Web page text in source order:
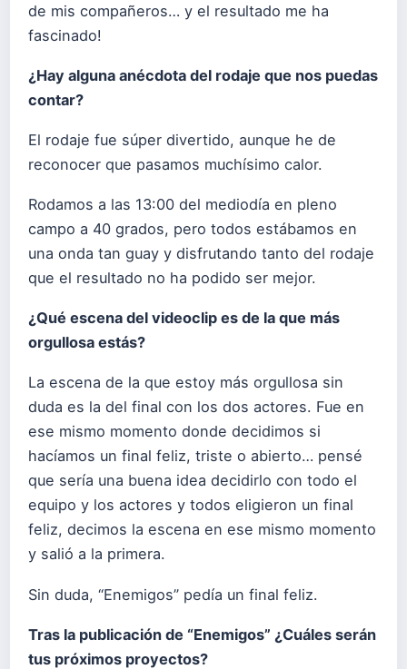
de mis compañeros… y el resultado me ha
fascinado!
¿Hay alguna anécdota del rodaje que nos puedas
contar?
El rodaje fue súper divertido, aunque he de
reconocer que pasamos muchísimo calor.
Rodamos a las 13:00 del mediodía en pleno
campo a 40 grados, pero todos estábamos en
una onda tan guay y disfrutando tanto del rodaje
que el resultado no ha podido ser mejor.
¿Qué escena del videoclip es de la que más
orgullosa estás?
La escena de la que estoy más orgullosa sin
duda es la del final con los dos actores. Fue en
ese mismo momento donde decidimos si
hacíamos un final feliz, triste o abierto… pensé
que sería una buena idea decidirlo con todo el
equipo y los actores y todos eligieron un final
feliz, decimos la escena en ese mismo momento
y salió a la primera.
Sin duda, “Enemigos” pedía un final feliz.
Tras la publicación de “Enemigos” ¿Cuáles serán
tus próximos proyectos?